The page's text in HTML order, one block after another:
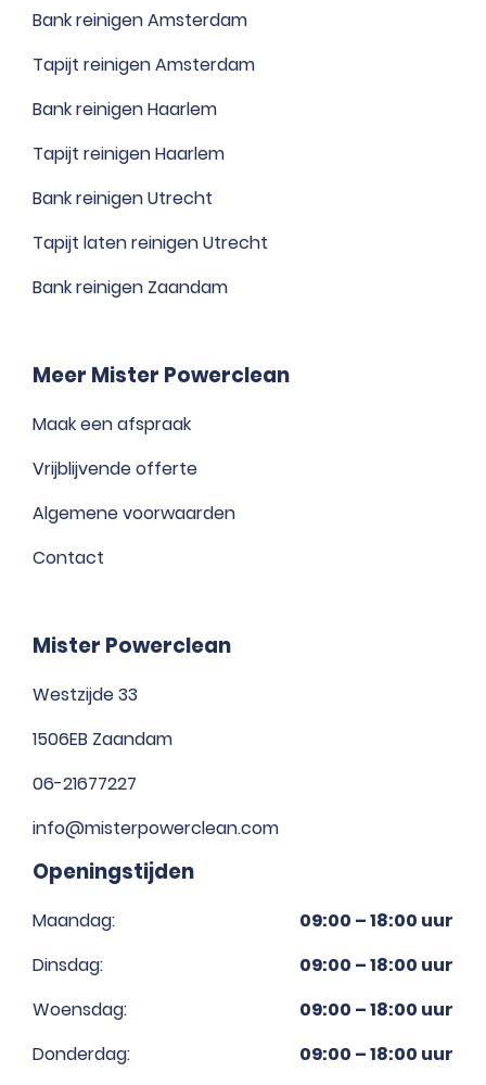
Bank reinigen Amsterdam
Tapijt reinigen Amsterdam
Bank reinigen Haarlem
Tapijt reinigen Haarlem
Bank reinigen Utrecht
Tapijt laten reinigen Utrecht
Bank reinigen Zaandam
Meer Mister Powerclean
Maak een afspraak
Vrijblijvende offerte
Algemene voorwaarden
Contact
Mister Powerclean
Westzijde 33
1506EB Zaandam
06-21677227
info@misterpowerclean.com
Openingstijden
Maandag:
09:00 – 18:00 uur
Dinsdag:
09:00 – 18:00 uur
Woensdag:
09:00 – 18:00 uur
Donderdag:
09:00 – 18:00 uur